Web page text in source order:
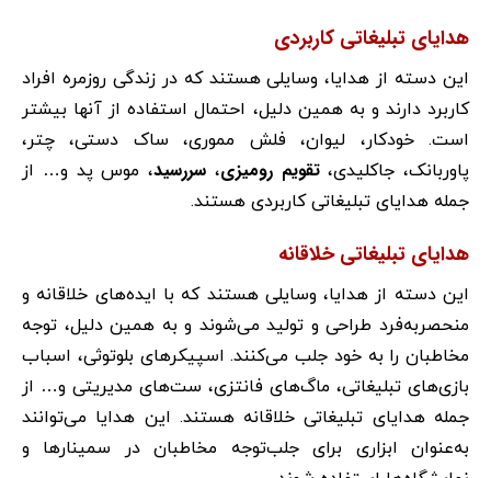
هدایای تبلیغاتی کاربردی
این دسته از هدایا، وسایلی هستند که در زندگی روزمره افراد
کاربرد دارند و به همین دلیل، احتمال استفاده از آنها بیشتر
است. خودکار، لیوان، فلش مموری، ساک دستی، چتر،
پاوربانک، جاکلیدی،تقویم رومیزی، سررسید، موس پد و… از
جمله هدایای تبلیغاتی کاربردی هستند.
هدایای تبلیغاتی خلاقانه
این دسته از هدایا، وسایلی هستند که با ایده‌های خلاقانه و
منحصربه‌فرد طراحی و تولید می‌شوند و به همین دلیل، توجه
مخاطبان را به خود جلب می‌کنند. اسپیکرهای بلوتوثی، اسباب
بازی‌های تبلیغاتی، ماگ‌های فانتزی، ست‌های مدیریتی و… از
جمله هدایای تبلیغاتی خلاقانه هستند. این هدایا می‌توانند
به‌عنوان ابزاری برای جلب‌توجه مخاطبان در سمینارها و